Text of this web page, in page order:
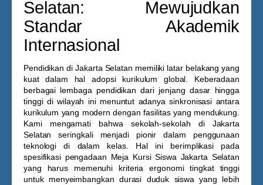
Selatan: Mewujudkan
Standar Akademik
Internasional
Pendidikan di Jakarta Selatan memiliki latar belakang yang
kuat dalam hal adopsi kurikulum global. Keberadaan
berbagai lembaga pendidikan dari jenjang dasar hingga
tinggi di wilayah ini menuntut adanya sinkronisasi antara
kurikulum yang modern dengan fasilitas yang mendukung.
Kami mengamati bahwa sekolah-sekolah di Jakarta
Selatan seringkali menjadi pionir dalam penggunaan
teknologi di dalam kelas. Hal ini berimplikasi pada
spesifikasi pengadaan Meja Kursi Siswa Jakarta Selatan
yang harus memenuhi kriteria ergonomi tingkat tinggi
untuk menyeimbangkan durasi duduk siswa yang lebih